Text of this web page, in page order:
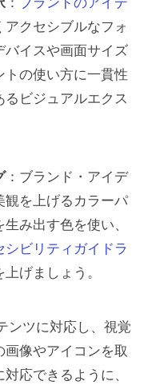
： ブランドのアイデ
クセシブルなフォ
バイスや画面サイズ
トの使い方に一貫性
ビジュアルエクス
：ブランド・アイデ
観を上げるカラーパ
み出す色を使い、
シビリティガイドラ
げましょう。
ンツに対応し、視覚
像やアイコンを取
応できるように、